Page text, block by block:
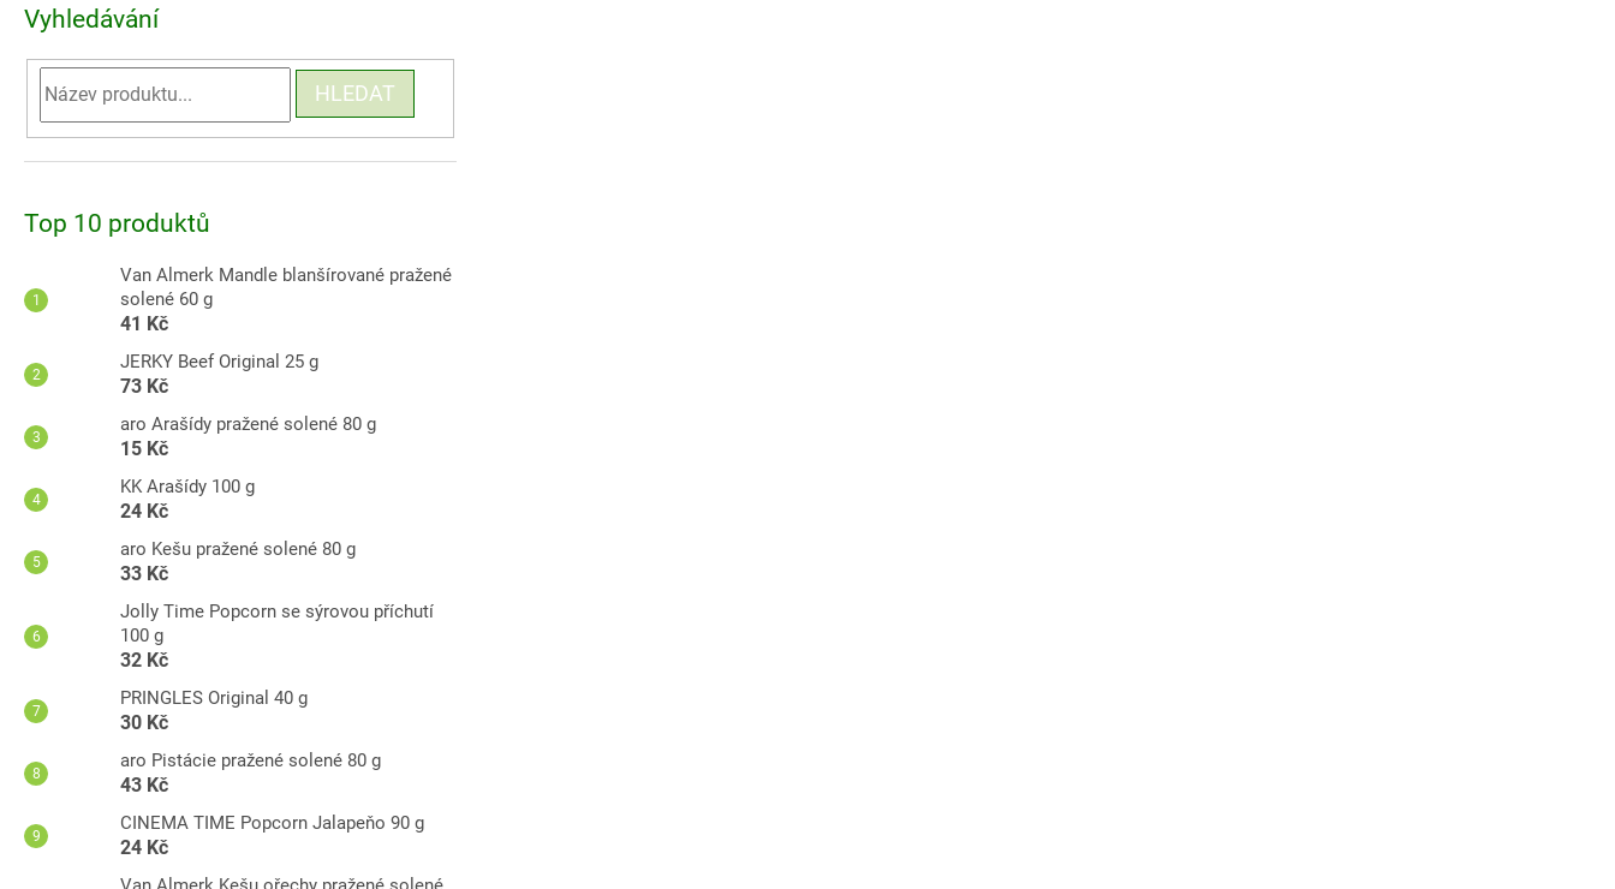
Vyhledávání
HLEDAT
Top 10 produktů
Van Almerk Mandle blanšírované pražené
solené 60 g
41 Kč
JERKY Beef Original 25 g
73 Kč
aro Arašídy pražené solené 80 g
15 Kč
KK Arašídy 100 g
24 Kč
aro Kešu pražené solené 80 g
33 Kč
Jolly Time Popcorn se sýrovou příchutí
100 g
32 Kč
PRINGLES Original 40 g
30 Kč
aro Pistácie pražené solené 80 g
43 Kč
CINEMA TIME Popcorn Jalapeňo 90 g
24 Kč